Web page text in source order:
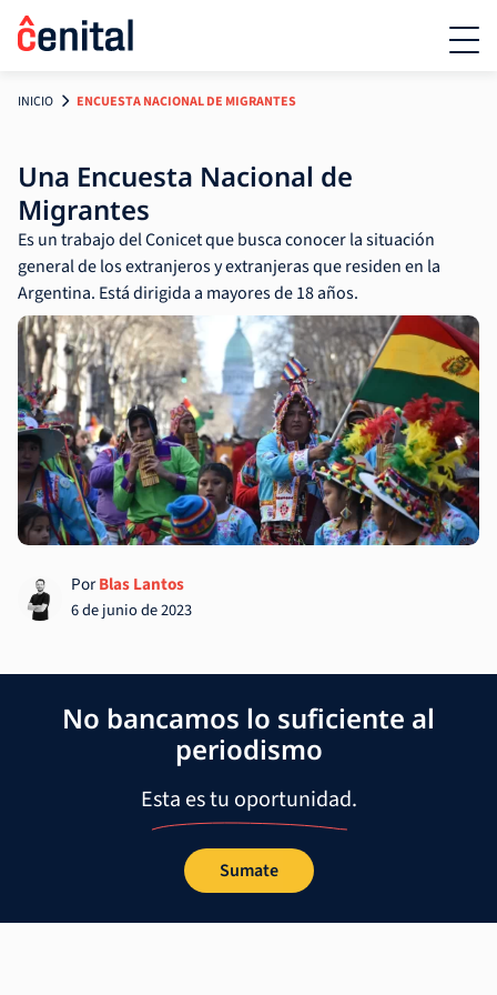
INICIO ENCUESTA NACIONAL DE MIGRANTES
Una Encuesta Nacional de
Migrantes
Es un trabajo del Conicet que busca conocer la situación
general de los extranjeros y extranjeras que residen en la
Argentina. Está dirigida a mayores de 18 años.
PorBlas Lantos
6 de junio de 2023
No bancamos lo suficiente al
periodismo
Esta es tu oportunidad.
Sumate